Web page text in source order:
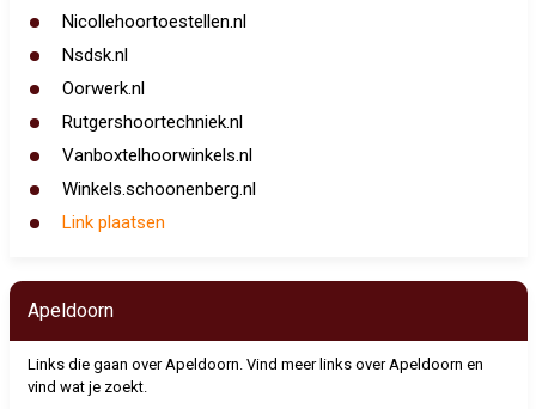
Nicollehoortoestellen.nl
Nsdsk.nl
Oorwerk.nl
Rutgershoortechniek.nl
Vanboxtelhoorwinkels.nl
Winkels.schoonenberg.nl
Link plaatsen
Apeldoorn
Links die gaan over Apeldoorn. Vind meer links over Apeldoorn en
vind wat je zoekt.